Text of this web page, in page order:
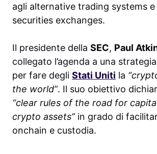
agli alternative trading systems
securities exchanges.
Il presidente della SEC, Paul
collegato l’agenda a una
per fare degli Stati Uniti la
the world”. Il suo obiettivo
“clear rules of the road for
crypto assets”in grado di
onchain e custodia.